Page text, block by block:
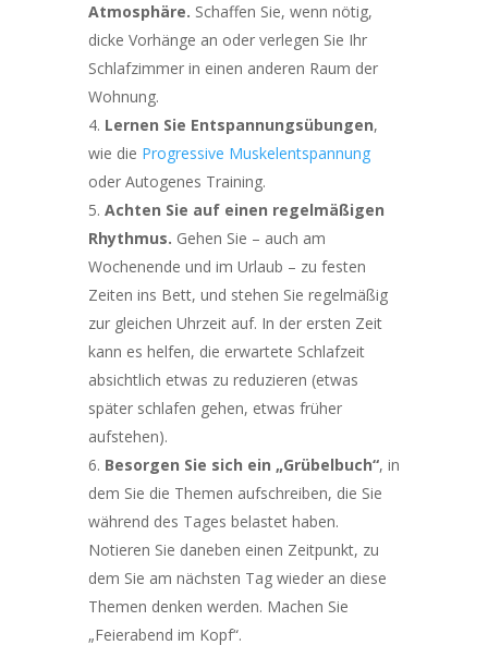
Atmosphäre. Schaffen Sie, wenn nötig,
dicke Vorhänge an oder verlegen Sie Ihr
Schlafzimmer in einen anderen Raum der
Wohnung.
Lernen Sie Entspannungsübungen,
wie die Progressive Muskelentspannung
oder Autogenes Training.
Achten Sie auf einen regelmäßigen
Rhythmus. Gehen Sie – auch am
Wochenende und im Urlaub – zu festen
Zeiten ins Bett, und stehen Sie regelmäßig
zur gleichen Uhrzeit auf. In der ersten Zeit
kann es helfen, die erwartete Schlafzeit
absichtlich etwas zu reduzieren (etwas
später schlafen gehen, etwas früher
aufstehen).
Besorgen Sie sich ein „Grübelbuch“, in
dem Sie die Themen aufschreiben, die Sie
während des Tages belastet haben.
Notieren Sie daneben einen Zeitpunkt, zu
dem Sie am nächsten Tag wieder an diese
Themen denken werden. Machen Sie
„Feierabend im Kopf“.